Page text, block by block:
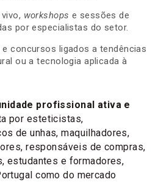
workshops e sessões de
por especialistas do setor.
concursos ligados a tendências
ou a tecnologia aplicada à
profissional ativa e
por esteticistas,
de unhas, maquilhadores,
responsáveis de compras,
estudantes e formadores,
como do mercado